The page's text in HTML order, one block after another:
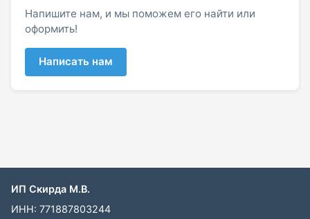
Напишите нам, и мы поможем его найти или
оформить!
Написать нам
ИП Скирда М.В.
ИНН: 771887803244